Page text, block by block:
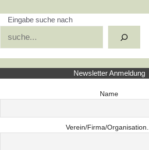
Eingabe suche nach
Newsletter Anmeldung
Name
Verein/Firma/Organisation...